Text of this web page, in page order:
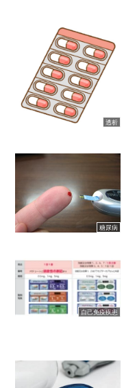
透析
糖尿病
自己免疫疾患